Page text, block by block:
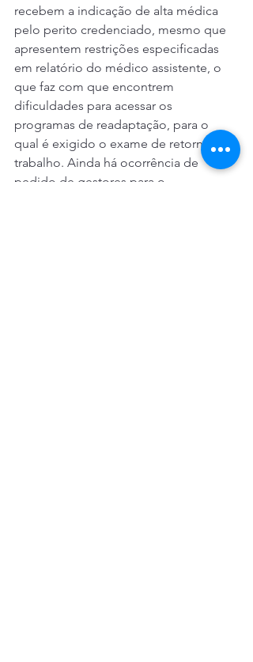
recebem a indicação de alta médica
pelo perito credenciado, mesmo que
apresentem restrições especificadas
em relatório do médico assistente, o
que faz com que encontrem
dificuldades para acessar os
programas de readaptação, para o
qual é exigido o exame de retorno ao
trabalho. Ainda há ocorrência de
pedido de gestores para o